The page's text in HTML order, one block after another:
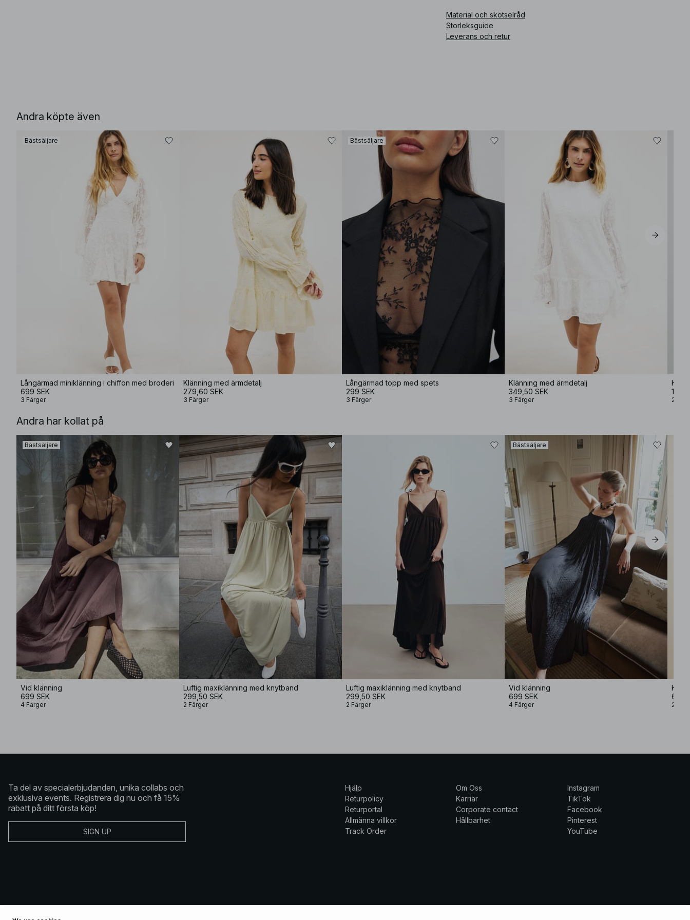
Artikelnummer:1100-009844-0021
Material och skötselråd
Storleksguide
Leverans och retur
Andra köpte även
Bästsäljare
Långärmad miniklänning i chiffon med broderi
699 SEK
3 Färger
Klänning med ärmdetalj
279,60 SEK
3 Färger
Bästsäljare
Långärmad topp med spets
299 SEK
3 Färger
Klänning med ärmdetalj
349,50 SEK
3 Färger 2
Andra har kollat på
Bästsäljare
Vid klänning
699 SEK
4 Färger
Luftig maxiklänning med knytband
299,50 SEK
2 Färger
Luftig maxiklänning med knytband
299,50 SEK
2 Färger
Bästsäljare
Vid klänning
699 SEK
4 Färger
699
2
Ta del av specialerbjudanden, unika collabs och
exklusiva events. Registrera dig nu och få 15%
rabatt på ditt första köp!
SIGN UP
Hjälp
Returpolicy
Returportal
Allmänna villkor
Track Order
Om Oss
Karriär
Corporate contact
Hållbarhet
Instagram
TikTok
Facebook
Pinterest
YouTube